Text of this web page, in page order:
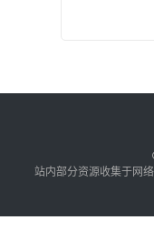
站内部分资源收集于网